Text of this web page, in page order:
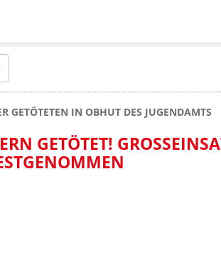
GETÖTETEN IN OBHUT DES JUGENDAMTS
GETÖTET!